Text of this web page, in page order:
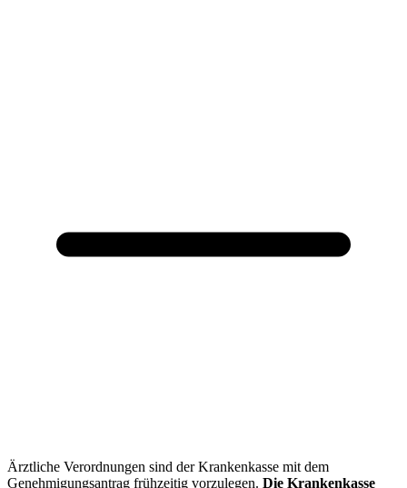
Ärztliche Verordnungen sind der Krankenkasse mit dem
Genehmigungsantrag frühzeitig vorzulegen. Die Krankenkasse